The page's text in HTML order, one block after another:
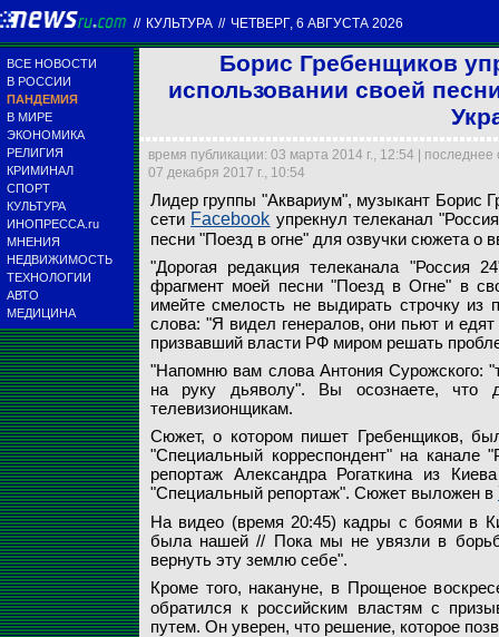
// КУЛЬТУРА // ЧЕТВЕРГ, 6 АВГУСТА 2026
ВСЕ НОВОСТИ
В РОССИИ
ПАНДЕМИЯ
В МИРЕ
ЭКОНОМИКА
РЕЛИГИЯ
КРИМИНАЛ
СПОРТ
КУЛЬТУРА
ИНОПРЕССА.ru
МНЕНИЯ
НЕДВИЖИМОСТЬ
ТЕХНОЛОГИИ
АВТО
МЕДИЦИНА
Борис Гребенщиков
использовании своей
время публикации: 03 марта 2014 г., 12:54 |
07 декабря 2017 г., 10:54
проблемы с
Russian Look
Лидер группы "Аквариум", музыкант Борис
сети Facebook упрекнул телеканал
песни "Поезд в огне" для озвучки сюжета о
"Дорогая редакция телеканала "Россия
фрагмент моей песни "Поезд в Огне" в
имейте смелость не выдирать строчку из
слова: "Я видел генералов, они пьют и
призвавший власти РФ миром решать
"Напомню вам слова Антония Сурожского:
на руку дьяволу". Вы осознаете, что
телевизионщикам.
Сюжет, о котором пишет Гребенщиков,
"Специальный корреспондент" на
репортаж Александра Рогаткина из
"Специальный репортаж". Сюжет выложен в
На видео (время 20:45) кадры с боями в
была нашей // Пока мы не увязли в
вернуть эту землю себе".
Кроме того, накануне, в Прощеное
обратился к российским властям с
путем. Он уверен, что решение, которое